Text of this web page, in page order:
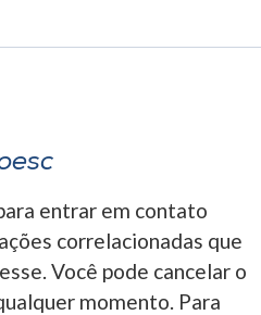
entrar em contato
correlacionadas que
Você pode cancelar o
momento. Para